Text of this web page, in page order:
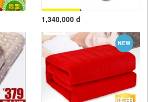
1,340,000 đ
NEW